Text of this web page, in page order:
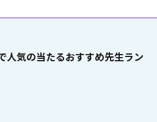
人気の当たるおすすめ先生ラン